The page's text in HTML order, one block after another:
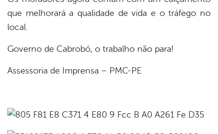
que melhorará a qualidade de vida e o tráfego no
local.
Governo de Cabrobó, o trabalho não para!
Assessoria de Imprensa – PMC-PE